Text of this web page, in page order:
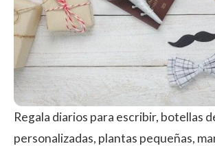
Regala diarios para escribir, botellas
personalizadas, plantas pequeñas,